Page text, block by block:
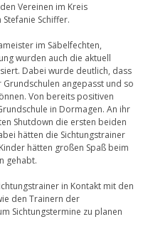
Vereinen im Kreis
Schiffer.
im Säbelfechten,
wurden auch die aktuell
Dabei wurde deutlich, dass
angepasst und so
Von bereits positiven
in Dormagen. An ihr
Shutdown die ersten beiden
hätten die Sichtungstrainer
hätten großen Spaß beim
gehabt.
in Kontakt mit den
den Trainern der
Sichtungstermine zu planen